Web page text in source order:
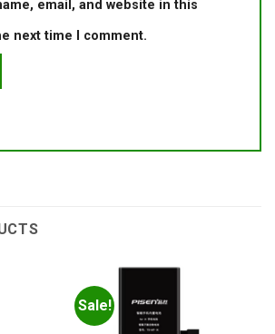
email, and website in this
next time I comment.
Sale!